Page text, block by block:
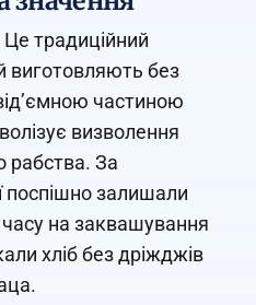
традиційний
виготовляють без
частиною
визволення
рабства. За
поспішно залишали
на заквашування
хліб без дріжджів